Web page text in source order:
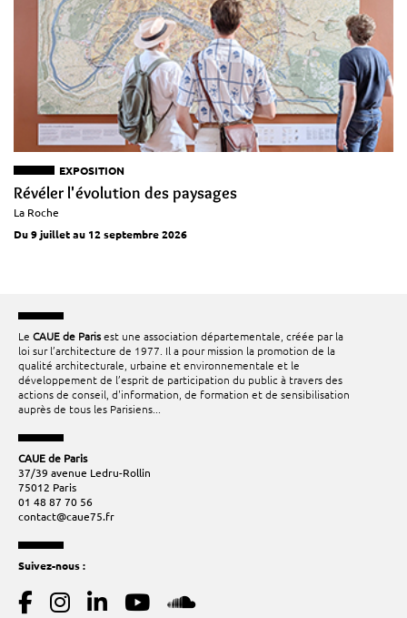
EXPOSITION
Révéler l'évolution des paysages
La Roche
Du 9 juillet au 12 septembre 2026
Le CAUE de Parisest une association départementale, créée par la
loi sur l’architecture de 1977. Il a pour mission la promotion de la
qualité architecturale, urbaine et environnementale et le
développement de l’esprit de participation du public à travers des
actions de conseil, d'information, de formation et de sensibilisation
auprès de tous les Parisiens...
CAUE de Paris
37/39 avenue Ledru-Rollin
75012 Paris
01 48 87 70 56
contact@caue75.fr
Suivez-nous :